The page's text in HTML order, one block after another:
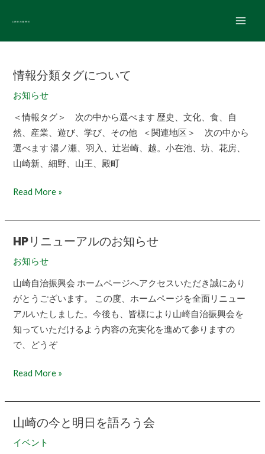
情報分類タグについて
お知らせ
＜情報タグ＞ 次の中から選べます 歴史、文化、食、自
然、産業、遊び、学び、その他 ＜関連地区＞ 次の中から
選べます 湯ノ瀬、羽入、辻岩崎、越。小在池、坊、花房、
山崎新、細野、山王、殿町
情
報
類
タ
グ
に
い
Read More »
HPリニューアルのお知らせ
お知らせ
山崎自治振興会 ホームページへアクセスいただき誠にあり
がとうございます。 この度、ホームページを全面リニュー
アルいたしました。今後も、皆様により山崎自治振興会を
知っていただけるよう内容の充実化を進めて参りますの
で、どうぞ
HP
リ
ュ
ー
ア
ル
の
知
Read More »
山崎の今と明日を語ろう会
イベント
山
崎